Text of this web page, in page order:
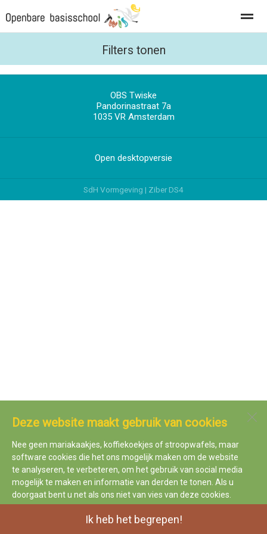
Zoeken
Deze website maakt gebruik van cookies
Nee geen mariakaakjes, koffiekoekjes of stroopwafels, maar
software cookies die het ons mogelijk maken om de website
te analyseren, te verbeteren, om het gebruik van social media
mogelijk te maken en informatie van derden te tonen. Als u
doorgaat bent u net als ons niet van vies van deze cookies.
Ik heb het begrepen!
Filters tonen
OBS Twiske
Pandorinastraat 7a
1035 VR Amsterdam
Open desktopversie
SdH Vormgeving | Ziber DS4